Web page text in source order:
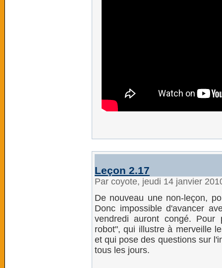
Leçon 2.17
Par coyote, jeudi 14 janvier
De nouveau une non-leçon,
Donc impossible d'avancer
vendredi auront congé.
robot", qui illustre à merveille
et qui pose des questions sur
tous les jours.